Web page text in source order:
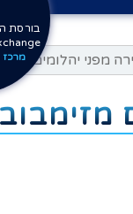
בורסת
מרכז